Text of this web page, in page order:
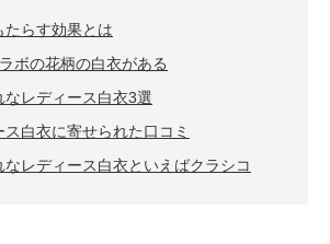
らす効果とは
ボの花柄の白衣がある
なレディース白衣3選
白衣に寄せられた口コミ
レディース白衣といえばクラシコ